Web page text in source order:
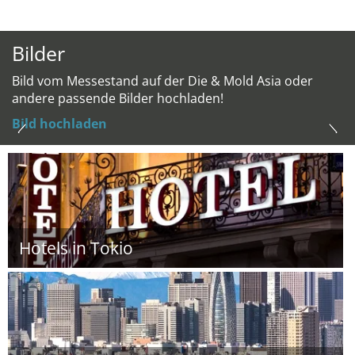
Bilder
Bild vom Messestand auf der Die & Mold Asia oder
andere passende Bilder hochladen!
Bild hochladen
Hotels in Tokio